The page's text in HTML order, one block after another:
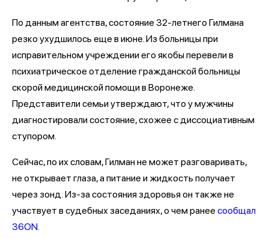
По данным агентства, состояние 32-летнего Гилмана
резко ухудшилось еще в июне. Из больницы при
исправительном учреждении его якобы перевели в
психиатрическое отделение гражданской больницы
скорой медицинской помощи в Воронеже.
Представители семьи утверждают, что у мужчины
диагностировали состояние, схожее с диссоциативным
ступором.
Сейчас, по их словам, Гилман не может разговаривать,
не открывает глаза, а питание и жидкость получает
через зонд. Из-за состояния здоровья он также не
участвует в судебных заседаниях, о чем ранее сообщал
36ON.